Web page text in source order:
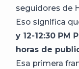
seguidores de
Eso significa
y 12-12:30 PM
horas de
Esa primera